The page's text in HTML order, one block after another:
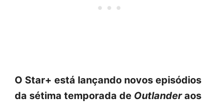
O Star+ está lançando novos episódios
da sétima temporada de Outlanderaos